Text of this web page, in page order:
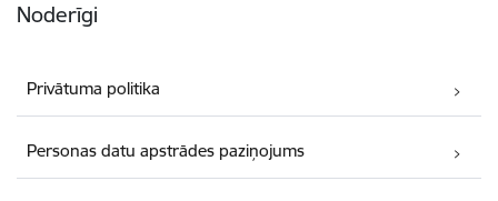
Noderīgi
Privātuma politika
Personas datu apstrādes paziņojums